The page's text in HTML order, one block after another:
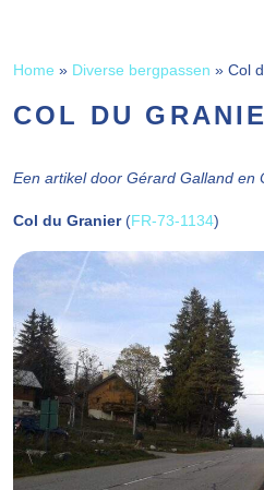
Home » Diverse bergpassen » Col
COL DU
Een artikel door Gérard Galland en
Col du Granier(FR-73-1134)